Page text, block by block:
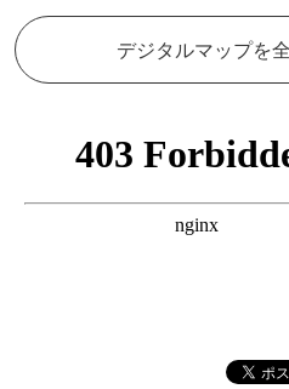
デジタルマップを